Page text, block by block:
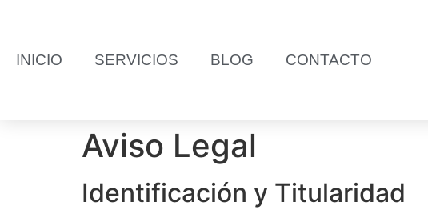
INICIO SERVICIOS BLOG CONTACTO
Aviso Legal
Identificación y Titularidad